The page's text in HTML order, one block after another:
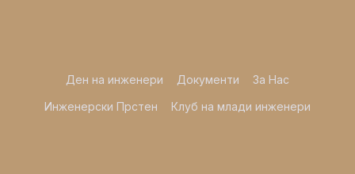
Ден на инженери Документи
За Нас
Инженерски Прстен
Клуб на млади инженери